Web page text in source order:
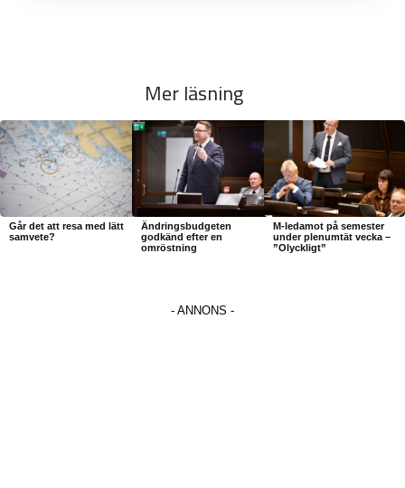
Mer läsning
Går det att resa med lätt
samvete?
Ändringsbudgeten
godkänd efter en
omröstning
M-ledamot på semester
under plenumtät vecka –
”Olyckligt”